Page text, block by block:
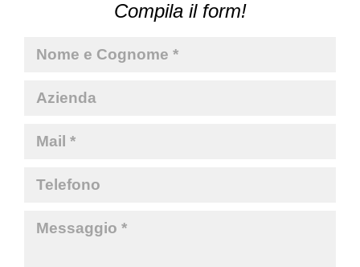
Compila il form!